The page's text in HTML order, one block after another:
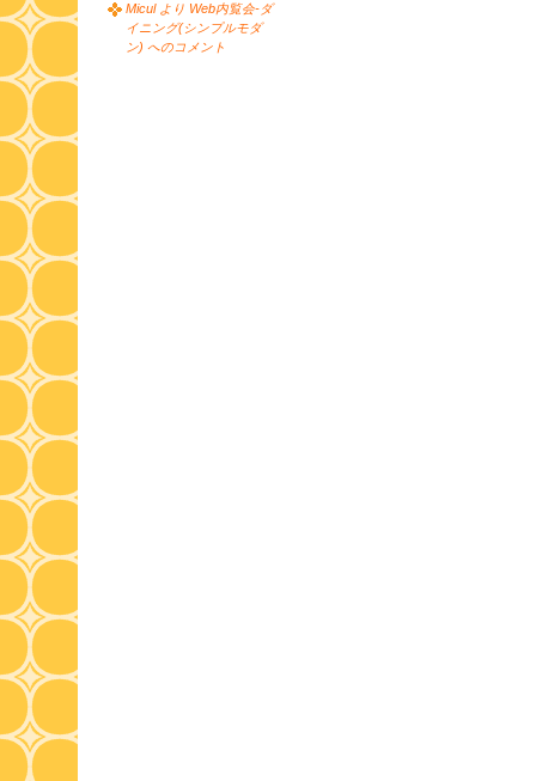
Micul より Web内覧会-ダ
イニング(シンプルモダ
ン) へのコメント